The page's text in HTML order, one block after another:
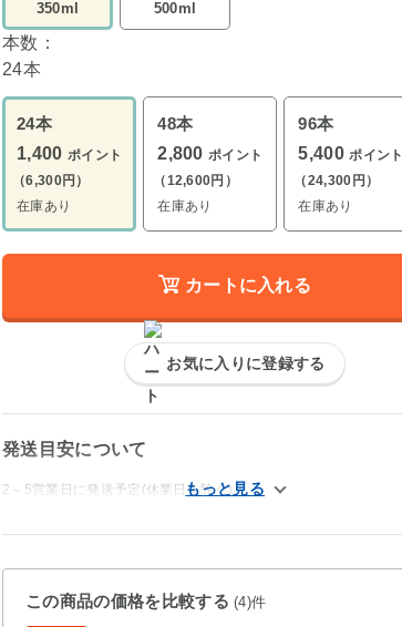
350ml 500ml
本数：
24本
24本
1,400 ポイント
（6,300円）
在庫あり
48本
2,800 ポイント
（12,600円）
在庫あり
96本
5,400 ポイント
（24,300円）
在庫あり
カートに入れる
お気に入りに登録する
発送目安について
2～5営業日に発送予定(休業日を除く)
この商品の価格を比較する(4)件